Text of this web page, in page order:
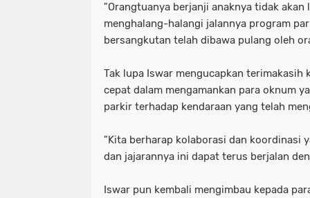
"Orangtuanya berjanji anaknya tidak
menghalang-halangi jalannya program
bersangkutan telah dibawa pulang oleh
Tak lupa Iswar mengucapkan terimakasih
cepat dalam mengamankan para oknum
parkir terhadap kendaraan yang telah
"Kita berharap kolaborasi dan koordinasi
dan jajarannya ini dapat terus berjalan
Iswar pun kembali mengimbau kepada